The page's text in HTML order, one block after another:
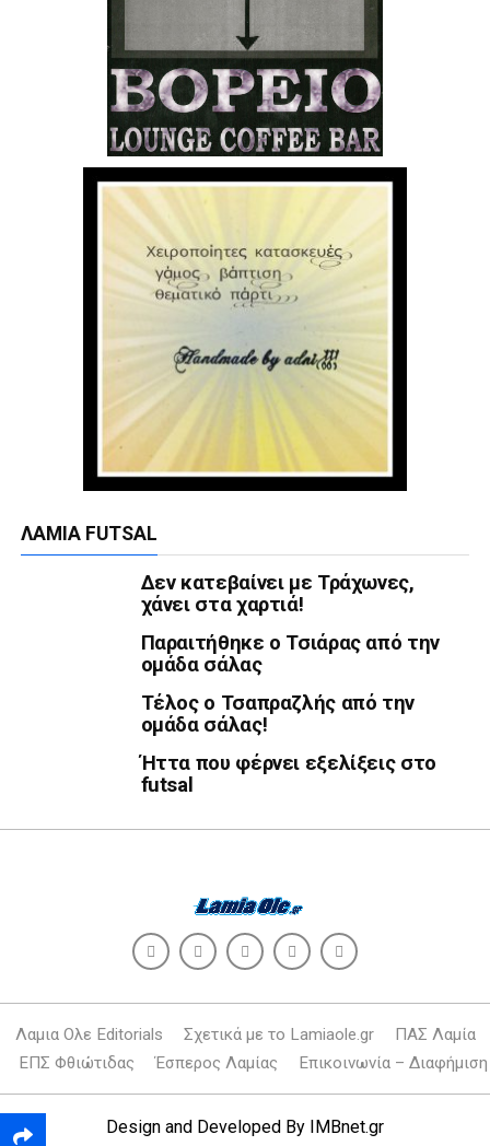
ΛΑΜΊΑ FUTSAL
Δεν κατεβαίνει με Τράχωνες,
χάνει στα χαρτιά!
Παραιτήθηκε ο Τσιάρας από την
ομάδα σάλας
Τέλος ο Τσαπραζλής από την
ομάδα σάλας!
Ήττα που φέρνει εξελίξεις στο
futsal
Λαμια Ολε Editorials Σχετικά με το Lamiaole.gr
ΠΑΣ Λαμία
ΕΠΣ Φθιώτιδας
Έσπερος Λαμίας Επικοινωνία – Διαφήμιση
Design and Developed By IMBnet.gr